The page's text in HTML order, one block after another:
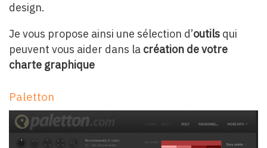
design.
Je vous propose ainsi une sélection d’outils qui
peuvent vous aider dans la création de votre
charte graphique
Paletton